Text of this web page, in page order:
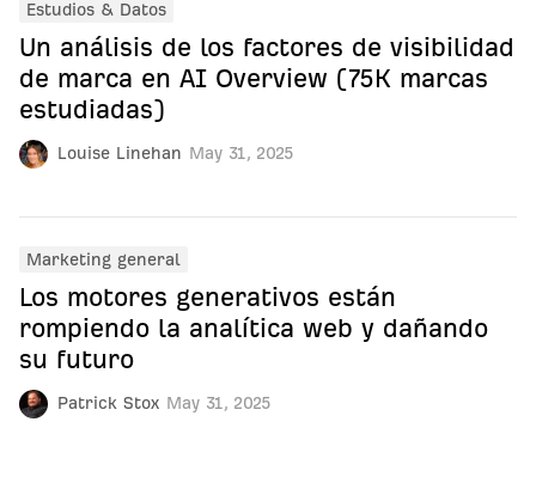
Louise Linehan May 31, 2025
Estudios & Datos
Un análisis de los factores de visibilidad
de marca en AI Overview (75K marcas
estudiadas)
Patrick Stox May 31, 2025
Marketing general
Los motores generativos están
rompiendo la analítica web y dañando
su futuro